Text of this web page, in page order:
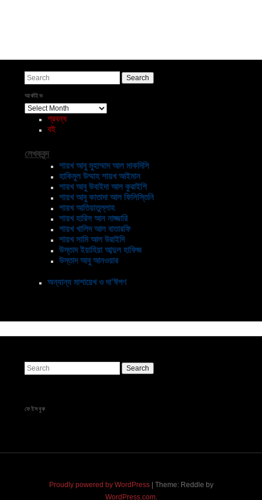
Search
আর্কাইভ
আর্কাইভ
প্রবন্ধ
বই
লেখকবৃন্দ
শায়খ আবু মুহাম্মাদ আল মাকদিসি
হাকিমুল উম্মাহ শায়খ আইমান
শায়খ আবু উবাইদা আল কুরাইশি
শায়খ আবু কাতাদা আল ফিলিস্তিনি
শায়খ আতিয়াতুল্লাহ
শায়খ হারিস আন নাজ্জারি
শায়খ খালিদ আল বাতারফি
শায়খ সামি আল উরাইদি
উস্তাদ ইয়াহিয়া আব্দুল হাফিজ
উস্তাদ আবু আনওয়ার
অন্যান্য মাশায়েখ ও দা’ঈগণ
Search
ফেইসবুক
Proudly powered by WordPress
Theme: Reddle by
WordPress.com.